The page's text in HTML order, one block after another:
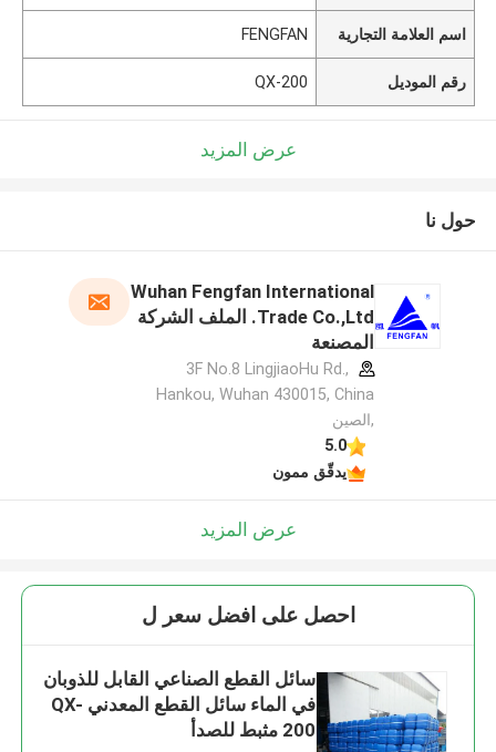
اسم العلامة التجارية FENGFAN
رقم الموديل QX-200
عرض المزيد
حول نا
Wuhan Fengfan International
Trade Co.,Ltd. الملف الشركة
المصنعة
3F No.8 LingjiaoHu Rd.,
Hankou, Wuhan 430015, China
,الصين
5.0
يدقّق ممون
عرض المزيد
احصل على افضل سعر ل
سائل القطع الصناعي القابل للذوبان
في الماء سائل القطع المعدني QX-
200 مثبط للصدأ